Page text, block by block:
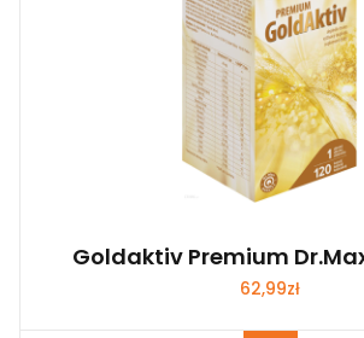
Goldaktiv Premium
62,99zł